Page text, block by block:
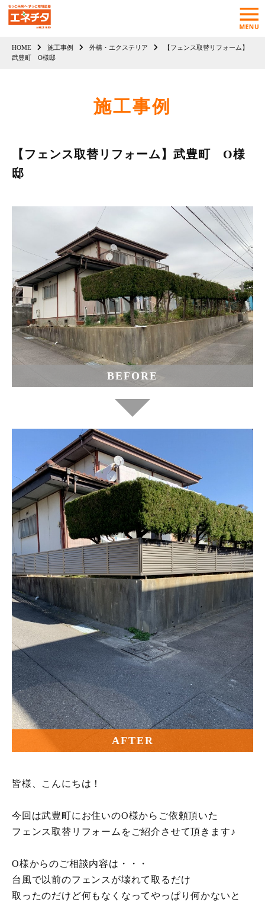
HOME 施工事例 外構・エクステリア
【フェンス取替リフォーム】
武豊町 O様邸
施工事例
【フェンス取替リフォーム】武豊町 O様
邸
BEFORE
AFTER
皆様、こんにちは！
今回は武豊町にお住いのO様からご依頼頂いた
フェンス取替リフォームをご紹介させて頂きます♪
O様からのご相談内容は・・・
台風で以前のフェンスが壊れて取るだけ
取ったのだけど何もなくなってやっぱり何かないと